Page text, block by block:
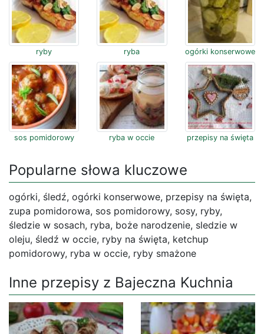
ryby ryba ogórki konserwowe
sos pomidorowy ryba w occie przepisy na święta
Popularne słowa kluczowe
ogórki, śledź, ogórki konserwowe, przepisy na święta,
zupa pomidorowa, sos pomidorowy, sosy, ryby,
śledzie w sosach, ryba, boże narodzenie, sledzie w
oleju, śledź w occie, ryby na święta, ketchup
pomidorowy, ryba w occie, ryby smażone
Inne przepisy z Bajeczna Kuchnia